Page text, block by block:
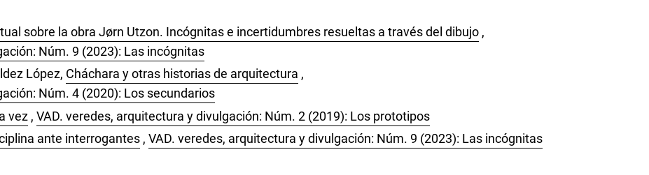
sobre la obra Jørn Utzon. Incógnitas e incertidumbres resueltas a través del dibujo ,
Núm. 9 (2023): Las incógnitas
López, Cháchara y otras historias de arquitectura ,
Núm. 4 (2020): Los secundarios
vez , VAD. veredes, arquitectura y divulgación: Núm. 2 (2019): Los prototipos
ante interrogantes , VAD. veredes, arquitectura y divulgación: Núm. 9 (2023): Las incógnitas